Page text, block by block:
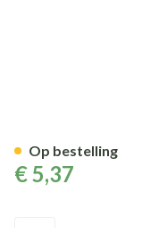
€ 5,37
Op bestelling